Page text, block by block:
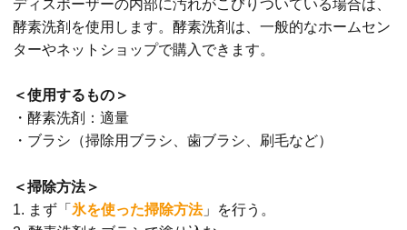
ディスポーザーの内部に汚れがこびりついている場合は、
酵素洗剤を使用します。酵素洗剤は、一般的なホームセン
ターやネットショップで購入できます。
＜使用するもの＞
・酵素洗剤：適量
・ブラシ（掃除用ブラシ、歯ブラシ、刷毛など）
＜掃除方法＞
1. まず「 氷を使った掃除方法」を行う。